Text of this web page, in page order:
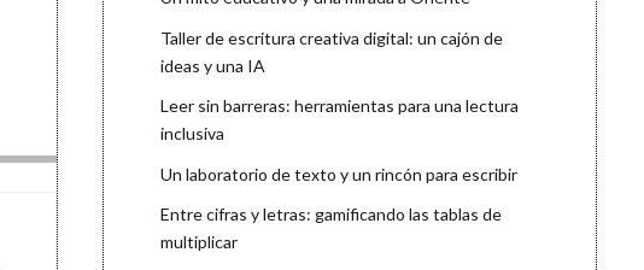
Taller de escritura creativa digital: un cajón de
ideas y una IA
Leer sin barreras: herramientas para una lectura
inclusiva
Un laboratorio de texto y un rincón para escribir
Entre cifras y letras: gamificando las tablas de
multiplicar